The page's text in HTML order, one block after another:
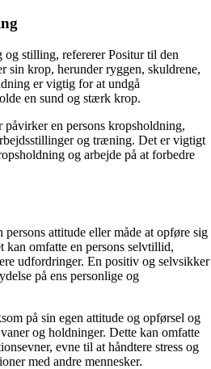
stilling, refererer Positur til den
sin krop, herunder ryggen, skuldrene,
er vigtig for at undgå
en sund og stærk krop.
en persons kropsholdning,
og træning. Det er vigtigt
og arbejde på at forbedre
persons attitude eller måde at opføre sig
kan omfatte en persons selvtillid,
udfordringer. En positiv og selvsikker
på ens personlige og
på sin egen attitude og opførsel og
og holdninger. Dette kan omfatte
evne til at håndtere stress og
med andre mennesker.